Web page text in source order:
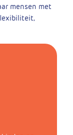
mensen met